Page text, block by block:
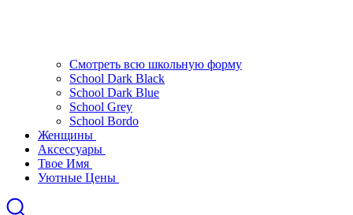
Смотреть всю школьную форму
School Dark Black
School Dark Blue
School Grey
School Bordo
Женщины
Аксессуары
Твое Имя
Уютные Цены